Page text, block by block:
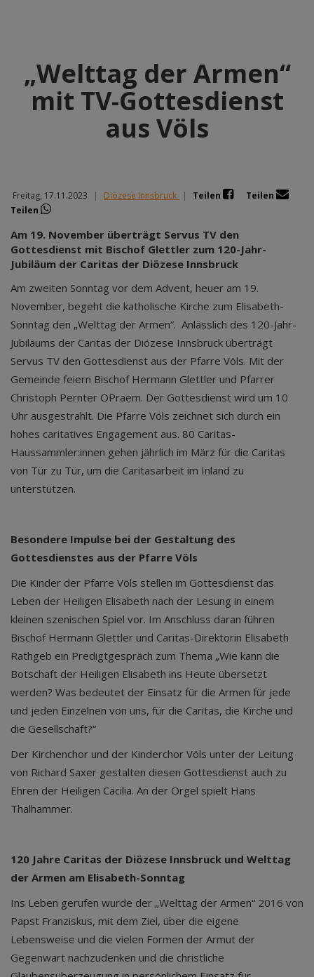
„Welttag der Armen“
mit TV-Gottesdienst
aus Völs
Freitag, 17.11.2023 | Diözese Innsbruck | Teilen
Teilen
Teilen
Am 19. November überträgt Servus TV den
Gottesdienst mit Bischof Glettler zum 120-Jahr-
Jubiläum der Caritas der Diözese Innsbruck
Am zweiten Sonntag vor dem Advent, heuer am 19.
November, begeht die katholische Kirche zum Elisabeth-
Sonntag den „Welttag der Armen“. Anlässlich des 120-Jahr-
Jubiläums der Caritas der Diözese Innsbruck überträgt
Servus TV den Gottesdienst aus der Pfarre Völs. Mit der
Gemeinde feiern Bischof Hermann Glettler und Pfarrer
Christoph Pernter OPraem. Der Gottesdienst wird um 10
Uhr ausgestrahlt. Die Pfarre Völs zeichnet sich durch ein
hohes caritatives Engagement aus. 80 Caritas-
Haussammler:innen gehen jährlich im März für die Caritas
von Tür zu Tür, um die Caritasarbeit im Inland zu
unterstützen.
Besondere Impulse bei der Gestaltung des
Gottesdienstes aus der Pfarre Völs
Die Kinder der Pfarre Völs stellen im Gottesdienst das
Leben der Heiligen Elisabeth nach der Lesung in einem
kleinen szenischen Spiel vor. Im Anschluss daran führen
Bischof Hermann Glettler und Caritas-Direktorin Elisabeth
Rathgeb ein Predigtgespräch zum Thema „Wie kann die
Botschaft der Heiligen Elisabeth ins Heute übersetzt
werden? Was bedeutet der Einsatz für die Armen für jede
und jeden Einzelnen von uns, für die Caritas, die Kirche und
die Gesellschaft?“
Der Kirchenchor und der Kinderchor Völs unter der Leitung
von Richard Saxer gestalten diesen Gottesdienst auch zu
Ehren der Heiligen Cäcilia. An der Orgel spielt Hans
Thalhammer.
120 Jahre Caritas der Diözese Innsbruck und Welttag
der Armen am Elisabeth-Sonntag
Ins Leben gerufen wurde der „Welttag der Armen“ 2016 von
Papst Franziskus, mit dem Ziel, über die eigene
Lebensweise und die vielen Formen der Armut der
Gegenwart nachzudenken und die christliche